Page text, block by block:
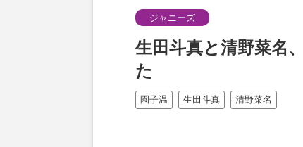
ジャニーズ
生田斗真と清野菜名
た
園子温 生田斗真 清野菜名